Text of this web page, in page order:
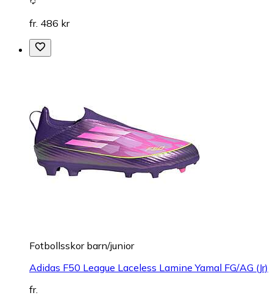
fr. 486 kr
Fotbollsskor barn/junior
Adidas F50 League Laceless Lamine Yamal FG/AG (Jr)
fr.